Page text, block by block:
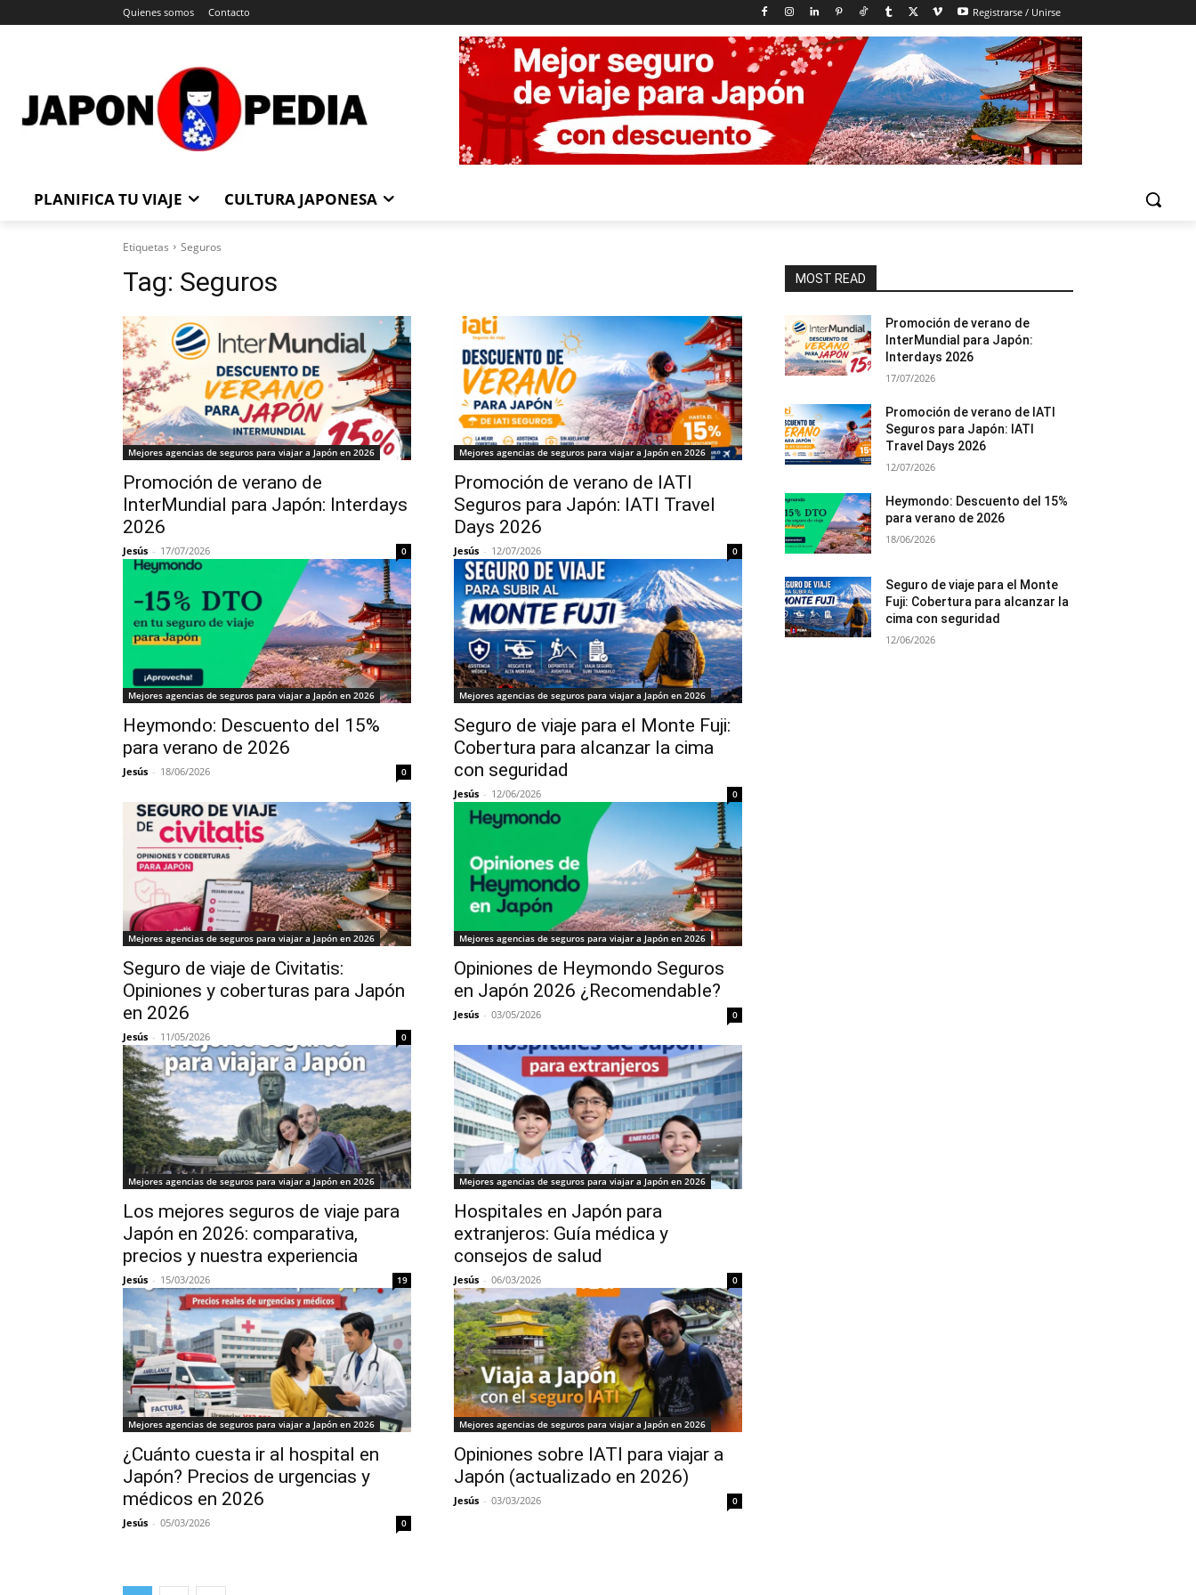
Registrarse / Unirse
Quienes somos Contacto
PLANIFICA TU VIAJE CULTURA JAPONESA
Etiquetas Seguros
Tag: Seguros
Mejores agencias de seguros para viajar a Japón en 2026
Promoción de verano de
InterMundial para Japón: Interdays
2026
Jesús - 17/07/2026 0
Mejores agencias de seguros para viajar a Japón en 2026
Promoción de verano de IATI
Seguros para Japón: IATI Travel
Days 2026
Jesús - 12/07/2026 0
Mejores agencias de seguros para viajar a Japón en 2026
Heymondo: Descuento del 15%
para verano de 2026
Jesús - 18/06/2026 0
Mejores agencias de seguros para viajar a Japón en 2026
Seguro de viaje para el Monte Fuji:
Cobertura para alcanzar la cima
con seguridad
Jesús - 12/06/2026 0
Mejores agencias de seguros para viajar a Japón en 2026
Seguro de viaje de Civitatis:
Opiniones y coberturas para Japón
en 2026
Jesús - 11/05/2026 0
Mejores agencias de seguros para viajar a Japón en 2026
Opiniones de Heymondo Seguros
en Japón 2026 ¿Recomendable?
Jesús - 03/05/2026 0
Mejores agencias de seguros para viajar a Japón en 2026
Los mejores seguros de viaje para
Japón en 2026: comparativa,
precios y nuestra experiencia
Jesús - 15/03/2026 19
Mejores agencias de seguros para viajar a Japón en 2026
Hospitales en Japón para
extranjeros: Guía médica y
consejos de salud
Jesús - 06/03/2026 0
Mejores agencias de seguros para viajar a Japón en 2026
¿Cuánto cuesta ir al hospital en
Japón? Precios de urgencias y
médicos en 2026
Jesús - 05/03/2026 0
Mejores agencias de seguros para viajar a Japón en 2026
Opiniones sobre IATI para viajar a
Japón (actualizado en 2026)
Jesús - 03/03/2026 0
MOST READ
Promoción de verano de
InterMundial para Japón:
Interdays 2026
17/07/2026
Promoción de verano de IATI
Seguros para Japón: IATI
Travel Days 2026
12/07/2026
Heymondo: Descuento del 15%
para verano de 2026
18/06/2026
Seguro de viaje para el Monte
Fuji: Cobertura para alcanzar la
cima con seguridad
12/06/2026